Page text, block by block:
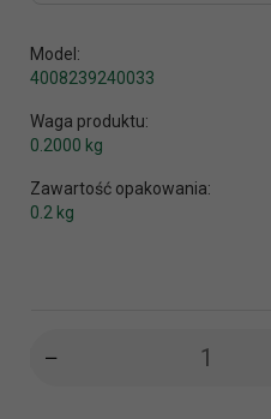
Model:
4008239240033
Waga produktu:
0.2000 kg
Zawartość opakowania:
0.2 kg